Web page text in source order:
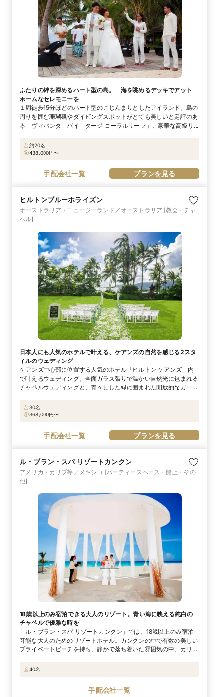
ふたりの絆を深めるハート型の島。 海を眺めるデッキでアット
ホームなセレモニーを
１周徒歩15分ほどのハート型のこじんまりとしたアイランド。島の
周りを囲む珊瑚礁やダイビングスポットがとても美しいと定評のあ
る「ヴィバンタ バイ タージ コーラルリーフ」。豪華な高級リ
ピッタリ！ セレモニーは美しいラグーンの上に張り出したガゼボ
「ムーンデッキ」で。青い海と空に包まれるプライベート感たっぷ
ムなどの施設も完備されているので、式後はのんびりと心身をほぐ
すことができます。
約20名
438,000円〜
手配会社一覧 プランを見る
ヒルトンブルーホライズン
オーストラリア・ニュージーランド／オーストラリア [教会・チャ
ペル]
日本人にも人気のホテルで叶える、ケアンズの自然を感じる2スタ
イルのウェディング
ケアンズ中心部に位置する人気のホテル「ヒルトン ケアンズ」内
で叶えるウェディング。全面ガラス張りで温かい自然光に包まれる
チャペルウェディングと、青々とした緑に囲まれた開放的なガーデ
だわりたい方には「世界遺産ウェディング」がおすすめ！ビーチ撮
影やコアラ撮影に加えて、ユネスコ世界遺産に認定されているレイ
ラン。自然そのものの造形を楽しめるロケーションフォトは忘れら
れない思い出に。
30名
368,000円〜
手配会社一覧 プランを見る
ル・ブラン・スパ リゾートカンクン
アメリカ・カリブ等／メキシコ [パーティースペース・船上・その
他]
18歳以上のみ宿泊できる大人のリゾート。青い海に映える純白の
チャペルで優雅な時を
「ル・ブラン・スパ リゾートカンクン」では、18歳以上のみ宿泊
可能な大人のためのリゾートホテル。カンクンの中で有数の美しい
プライベートビーチを持ち、静かで落ち着いた雰囲気の中、カリビ
真っ白なビーチとカリビアンブルーの海に囲まれた純白のガゼボ
エティに富んだレストランでのアットホームなパーティや、非日常
感あふれる優雅なスパも楽しめ、ふたりの思い出に深く刻まれる滞
40名
手配会社一覧